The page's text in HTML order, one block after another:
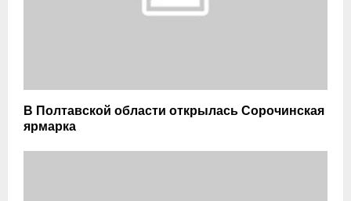
В Полтавской области открылась Сорочинская
ярмарка